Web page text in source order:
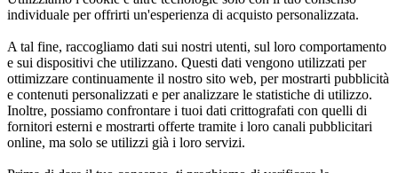
individuale per offrirti un'esperienza di acquisto personalizzata.
A tal fine, raccogliamo dati sui nostri utenti, sul loro comportamento
e sui dispositivi che utilizzano. Questi dati vengono utilizzati per
ottimizzare continuamente il nostro sito web, per mostrarti pubblicità
e contenuti personalizzati e per analizzare le statistiche di utilizzo.
Inoltre, possiamo confrontare i tuoi dati crittografati con quelli di
fornitori esterni e mostrarti offerte tramite i loro canali pubblicitari
online, ma solo se utilizzi già i loro servizi.